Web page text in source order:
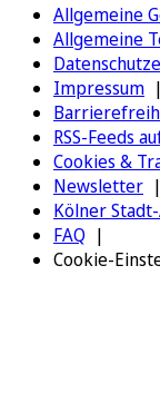
Allgemeine
Allgemeine
Impressum
RSS-Feeds
Cookies &
Newsletter
Kölner
FAQ
Cookie-